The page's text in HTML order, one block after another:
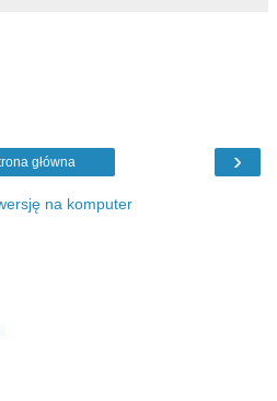
›
główna
na komputer